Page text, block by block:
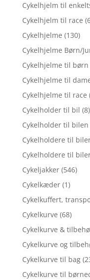
Cykelhjelm til
Cykelhjelm til race
Cykelhjelme (130)
Cykelhjelme Børn/
Cykelhjelme til børn
Cykelhjelme til
Cykelhjelme til race
Cykelholder til bil (8)
Cykelholder til bilen
Cykelholdere til
Cykelholdere til
Cykeljakker (546)
Cykelkæder (1)
Cykelkuffert,
Cykelkurve (68)
Cykelkurve &
Cykelkurve og
Cykelkurve til bag
Cykelkurve til